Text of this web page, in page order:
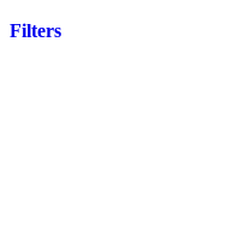
Filters